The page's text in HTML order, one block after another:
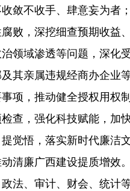
敛不收手、肆意妄为
败，深挖细查预期收益
领域渗透等问题，深化
其亲属违规经商办企业
项，推动健全授权用权
查，强化科技赋能，
觉悟，落实新时代廉洁
清廉广西建设提质增效
法、审计、财会、统计